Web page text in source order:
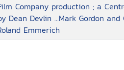
Company production ; a
Devlin ...Mark Gordon and
Emmerich